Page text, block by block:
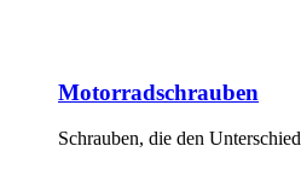
Motorradschrauben
Schrauben, die den